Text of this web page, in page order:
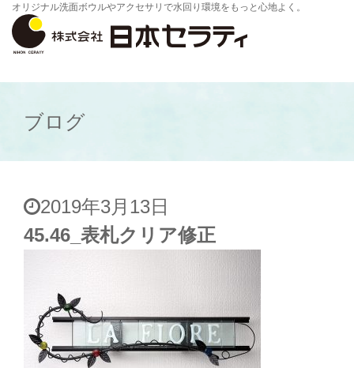
オリジナル洗面ボウルやアクセサリで水回り環境をもっと心地よく。
ブログ
2019年3月13日
45.46_表札クリア修正